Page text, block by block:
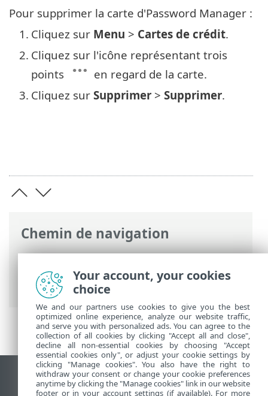
Chemin de navigation
Aide en ligne ESET>ESET Password
Manager
>Utilisation d'ESET Password
Manager
> Cartes de crédit
Pour supprimer la carte d'Password Manager :
1. Cliquez sur Menu > Cartes de crédit.
2. Cliquez sur l'icône représentant trois
points
en regard de la carte.
3. Cliquez sur Supprimer > Supprimer.
Afficher le site des postes de travail
Your account, your cookies
choice
We and our partners use cookies to give you the best
optimized online experience, analyze our website traffic,
and serve you with personalized ads. You can agree to the
collection of all cookies by clicking "Accept all and close",
decline all non-essential cookies by choosing "Accept
essential cookies only", or adjust your cookie settings by
clicking "Manage cookies". You also have the right to
withdraw your consent or change your cookie preferences
anytime by clicking the "Manage cookies" link in our website
footer or in your account settings (if available). For more